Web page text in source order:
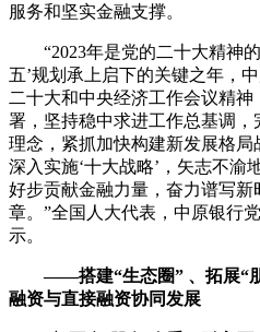
服务和坚实金融支撑。
“2023年是党的二十大精神的
五’规划承上启下的关键之年，
二十大和中央经济工作会议精
署，坚持稳中求进工作总基调
理念，紧抓加快构建新发展格局
深入实施‘十大战略’，矢志不渝
好步贡献金融力量，奋力谱写
章。”全国人大代表，中原银行
示。
——搭建“生态圈” 、拓展“朋
融资与直接融资协同发展